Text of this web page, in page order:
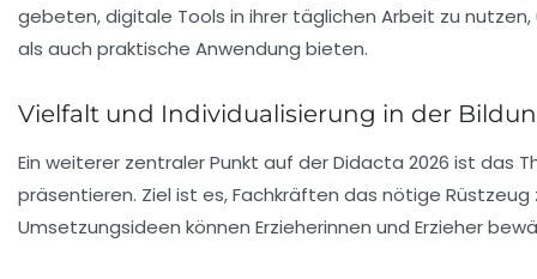
gebeten, digitale Tools in ihrer täglichen Arbeit zu
als auch praktische Anwendung bieten.
Vielfalt und Individualisierung in der
Ein weiterer zentraler Punkt auf derDidacta 2026 ist das
präsentieren. Ziel ist es, Fachkräften das nötige
Umsetzungsideen können Erzieherinnen und Erzieher